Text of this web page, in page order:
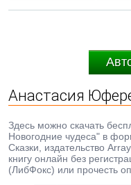
Анастасия
Здесь можно скачать
Новогодние чудеса" в
Сказки, издательство
книгу онлайн без
(ЛибФокс) или прочесть